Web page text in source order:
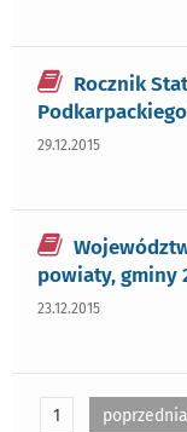
Rocznik
29.12.2015
powiaty, gminy
23.12.2015
1